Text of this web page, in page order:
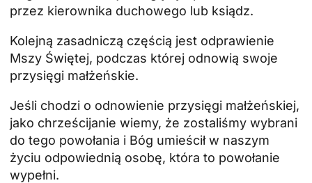
przez kierownika duchowego lub ksiądz.
Kolejną zasadniczą częścią jest odprawienie
Mszy Świętej, podczas której odnowią swoje
przysięgi małżeńskie.
Jeśli chodzi o odnowienie przysięgi małżeńskiej,
jako chrześcijanie wiemy, że zostaliśmy wybrani
do tego powołania i Bóg umieścił w naszym
życiu odpowiednią osobę, która to powołanie
wypełni.